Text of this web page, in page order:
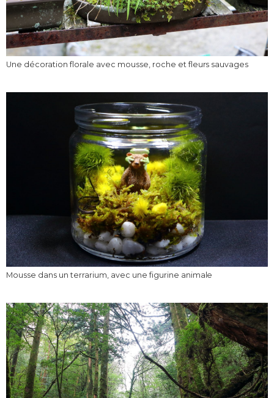
Une décoration florale avec mousse, roche et fleurs sauvages
Mousse dans un terrarium, avec une figurine animale